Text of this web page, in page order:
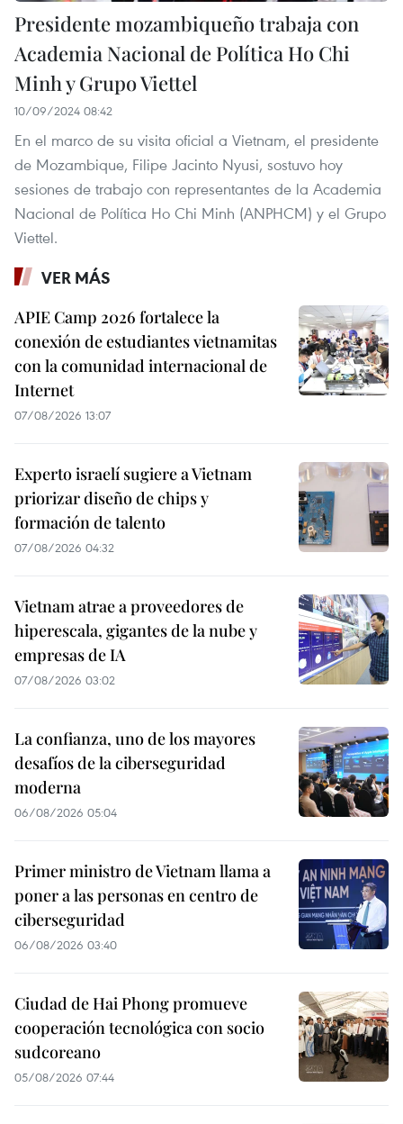
Presidente mozambiqueño trabaja con
Academia Nacional de Política Ho Chi
Minh y Grupo Viettel
10/09/2024 08:42
En el marco de su visita oficial a Vietnam, el presidente
de Mozambique, Filipe Jacinto Nyusi, sostuvo hoy
sesiones de trabajo con representantes de la Academia
Nacional de Política Ho Chi Minh (ANPHCM) y el Grupo
Viettel.
VER MÁS
APIE Camp 2026 fortalece la
conexión de estudiantes vietnamitas
con la comunidad internacional de
Internet
07/08/2026 13:07
Experto israelí sugiere a Vietnam
priorizar diseño de chips y
formación de talento
07/08/2026 04:32
Vietnam atrae a proveedores de
hiperescala, gigantes de la nube y
empresas de IA
07/08/2026 03:02
La confianza, uno de los mayores
desafíos de la ciberseguridad
moderna
06/08/2026 05:04
Primer ministro de Vietnam llama a
poner a las personas en centro de
ciberseguridad
06/08/2026 03:40
Ciudad de Hai Phong promueve
cooperación tecnológica con socio
sudcoreano
05/08/2026 07:44